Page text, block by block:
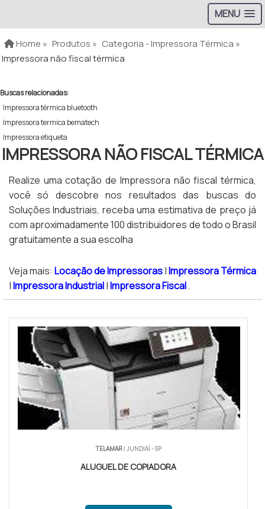
MENU
Home » Produtos » Categoria - Impressora Térmica »
Impressora não fiscal térmica
Buscas relacionadas:
Impressora térmica bluetooth
Impressora termica bematech
Impressora etiqueta
IMPRESSORA NÃO FISCAL TÉRMICA
Realize uma cotação de Impressora não fiscal térmica,
você só descobre nos resultados das buscas do
Soluções Industriais, receba uma estimativa de preço já
com aproximadamente 100 distribuidores de todo o Brasil
gratuitamente a sua escolha
Veja mais: Locação de Impressoras|Impressora Térmica
|Impressora Industrial|Impressora Fiscal.
TELAMAR/ JUNDIAÍ - SP
ALUGUEL DE COPIADORA